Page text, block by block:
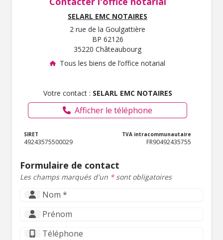
SELARL EMC NOTAIRES
2 rue de la Goulgattière
BP 62126
35220 Châteaubourg
Tous les biens de l’office notarial
Votre contact : SELARL EMC NOTAIRES
Afficher le téléphone
SIRET
49243575500029
TVA intracommunautaire
FR90492435755
Formulaire de contact
Les champs marqués d'un *sont obligatoires